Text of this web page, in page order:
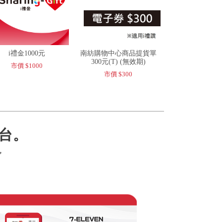
i禮金1000元
市價 $1000
南紡購物中心商品提貨單
300元(T) (無效期)
市價 $300
。